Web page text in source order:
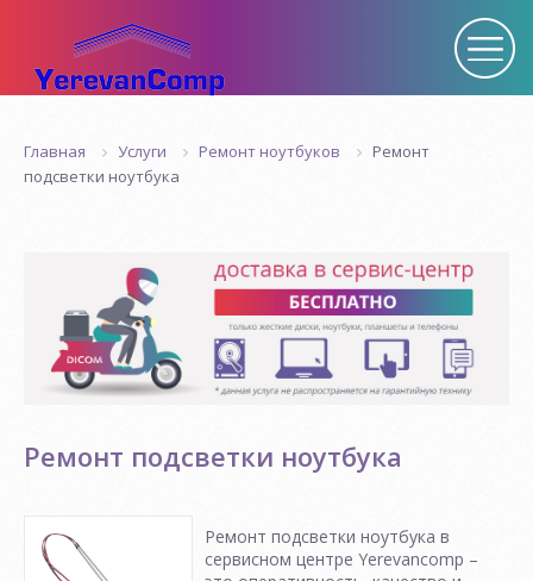
Главная Услуги Ремонт ноутбуков
Ремонт
подсветки ноутбука
Ремонт подсветки ноутбука
Ремонт подсветки ноутбука в
сервисном центре Yerevancomp –